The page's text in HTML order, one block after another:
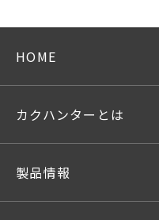
HOME
カクハンターとは
製品情報